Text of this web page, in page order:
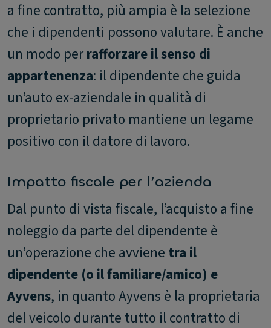
a fine contratto, più ampia è la selezione
che i dipendenti possono valutare. È anche
un modo perrafforzare il senso di
appartenenza: il dipendente che guida
un’auto ex-aziendale in qualità di
proprietario privato mantiene un legame
positivo con il datore di lavoro.
Impatto fiscale per l’azienda
Dal punto di vista fiscale, l’acquisto a fine
noleggio da parte del dipendente è
un’operazione che avviene tra il
dipendente (o il familiare/amico) e
Ayvens, in quanto Ayvens è la proprietaria
del veicolo durante tutto il contratto di